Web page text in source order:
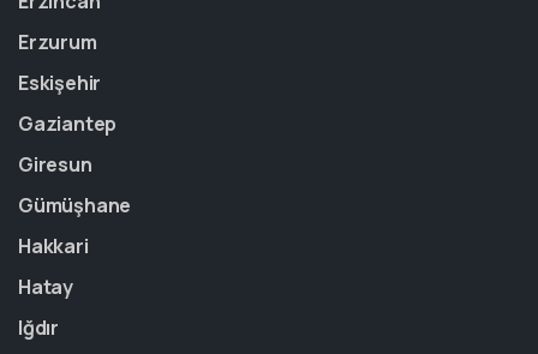
Erzurum
Eskişehir
Gaziantep
Giresun
Gümüşhane
Hakkari
Hatay
Iğdır